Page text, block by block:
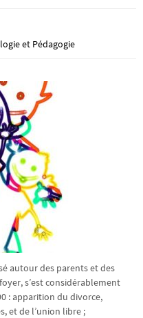
et Pédagogie
autour des parents et des
s’est considérablement
: apparition du divorce,
et de l’union libre ;